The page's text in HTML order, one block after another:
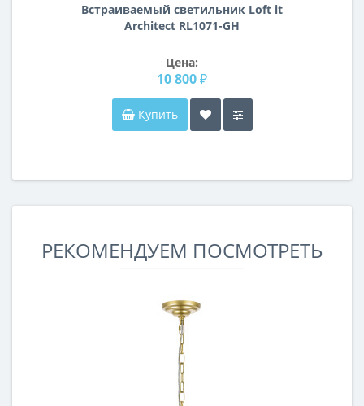
Встраиваемый светильник Loft it
Architect RL1071-GH
Цена:
10 800 ₽
Купить
РЕКОМЕНДУЕМ ПОСМОТРЕТЬ